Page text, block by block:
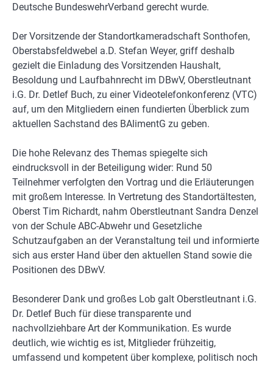
Deutsche BundeswehrVerband gerecht wurde.
Der Vorsitzende der Standortkameradschaft Sonthofen,
Oberstabsfeldwebel a.D. Stefan Weyer, griff deshalb
gezielt die Einladung des Vorsitzenden Haushalt,
Besoldung und Laufbahnrecht im DBwV, Oberstleutnant
i.G. Dr. Detlef Buch, zu einer Videotelefonkonferenz (VTC)
auf, um den Mitgliedern einen fundierten Überblick zum
aktuellen Sachstand des BAlimentG zu geben.
Die hohe Relevanz des Themas spiegelte sich
eindrucksvoll in der Beteiligung wider: Rund 50
Teilnehmer verfolgten den Vortrag und die Erläuterungen
mit großem Interesse. In Vertretung des Standortältesten,
Oberst Tim Richardt, nahm Oberstleutnant Sandra Denzel
von der Schule ABC-Abwehr und Gesetzliche
Schutzaufgaben an der Veranstaltung teil und informierte
sich aus erster Hand über den aktuellen Stand sowie die
Positionen des DBwV.
Besonderer Dank und großes Lob galt Oberstleutnant i.G.
Dr. Detlef Buch für diese transparente und
nachvollziehbare Art der Kommunikation. Es wurde
deutlich, wie wichtig es ist, Mitglieder frühzeitig,
umfassend und kompetent über komplexe, politisch noch